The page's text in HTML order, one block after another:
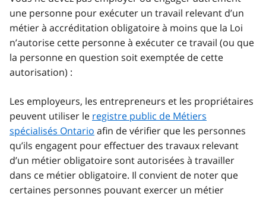
une personne pour exécuter un travail relevant d’un
métier à accréditation obligatoire à moins que la Loi
n’autorise cette personne à exécuter ce travail (ou que
la personne en question soit exemptée de cette
autorisation) :
Les employeurs, les entrepreneurs et les propriétaires
peuvent utiliser le registre public de Métiers
spécialisés Ontario afin de vérifier que les personnes
qu’ils engagent pour effectuer des travaux relevant
d’un métier obligatoire sont autorisées à travailler
dans ce métier obligatoire. Il convient de noter que
certaines personnes pouvant exercer un métier